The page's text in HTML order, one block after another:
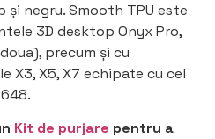
negru. Smooth TPU este
3D desktop Onyx Pro,
precum și cu
X3, X5, X7 echipate cu cel
Kit de purjare pentru a